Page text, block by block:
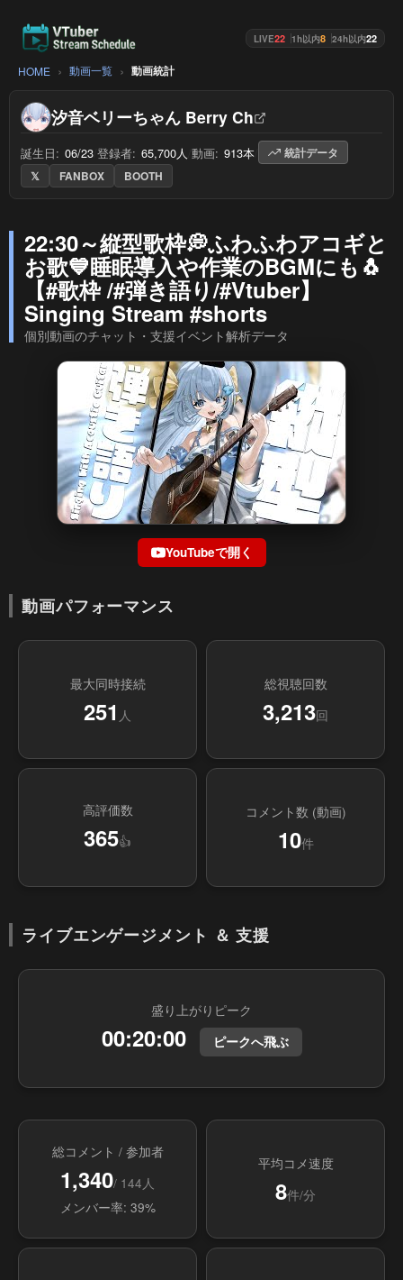
LIVE22 1h以内8 24h以内22
HOME 動画一覧 動画統計
汐音ベリーちゃん Berry Ch
誕生日: 06/23 登録者: 65,700人 動画: 913本
統計データ
𝕏
FANBOX BOOTH
22:30～縦型歌枠💭ふわふわアコギと
お歌💙睡眠導入や作業のBGMにも🐧
【#歌枠 /#弾き語り/#Vtuber】
Singing Stream #shorts
個別動画のチャット・支援イベント解析データ
YouTubeで開く
動画パフォーマンス
最大同時接続
251 人
総視聴回数
3,213回
高評価数
365👍
コメント数 (動画)
10件
ライブエンゲージメント ＆ 支援
盛り上がりピーク
00:20:00 ピークへ飛ぶ
総コメント / 参加者
1,340/ 144人
メンバー率: 39%
平均コメ速度
8件/分